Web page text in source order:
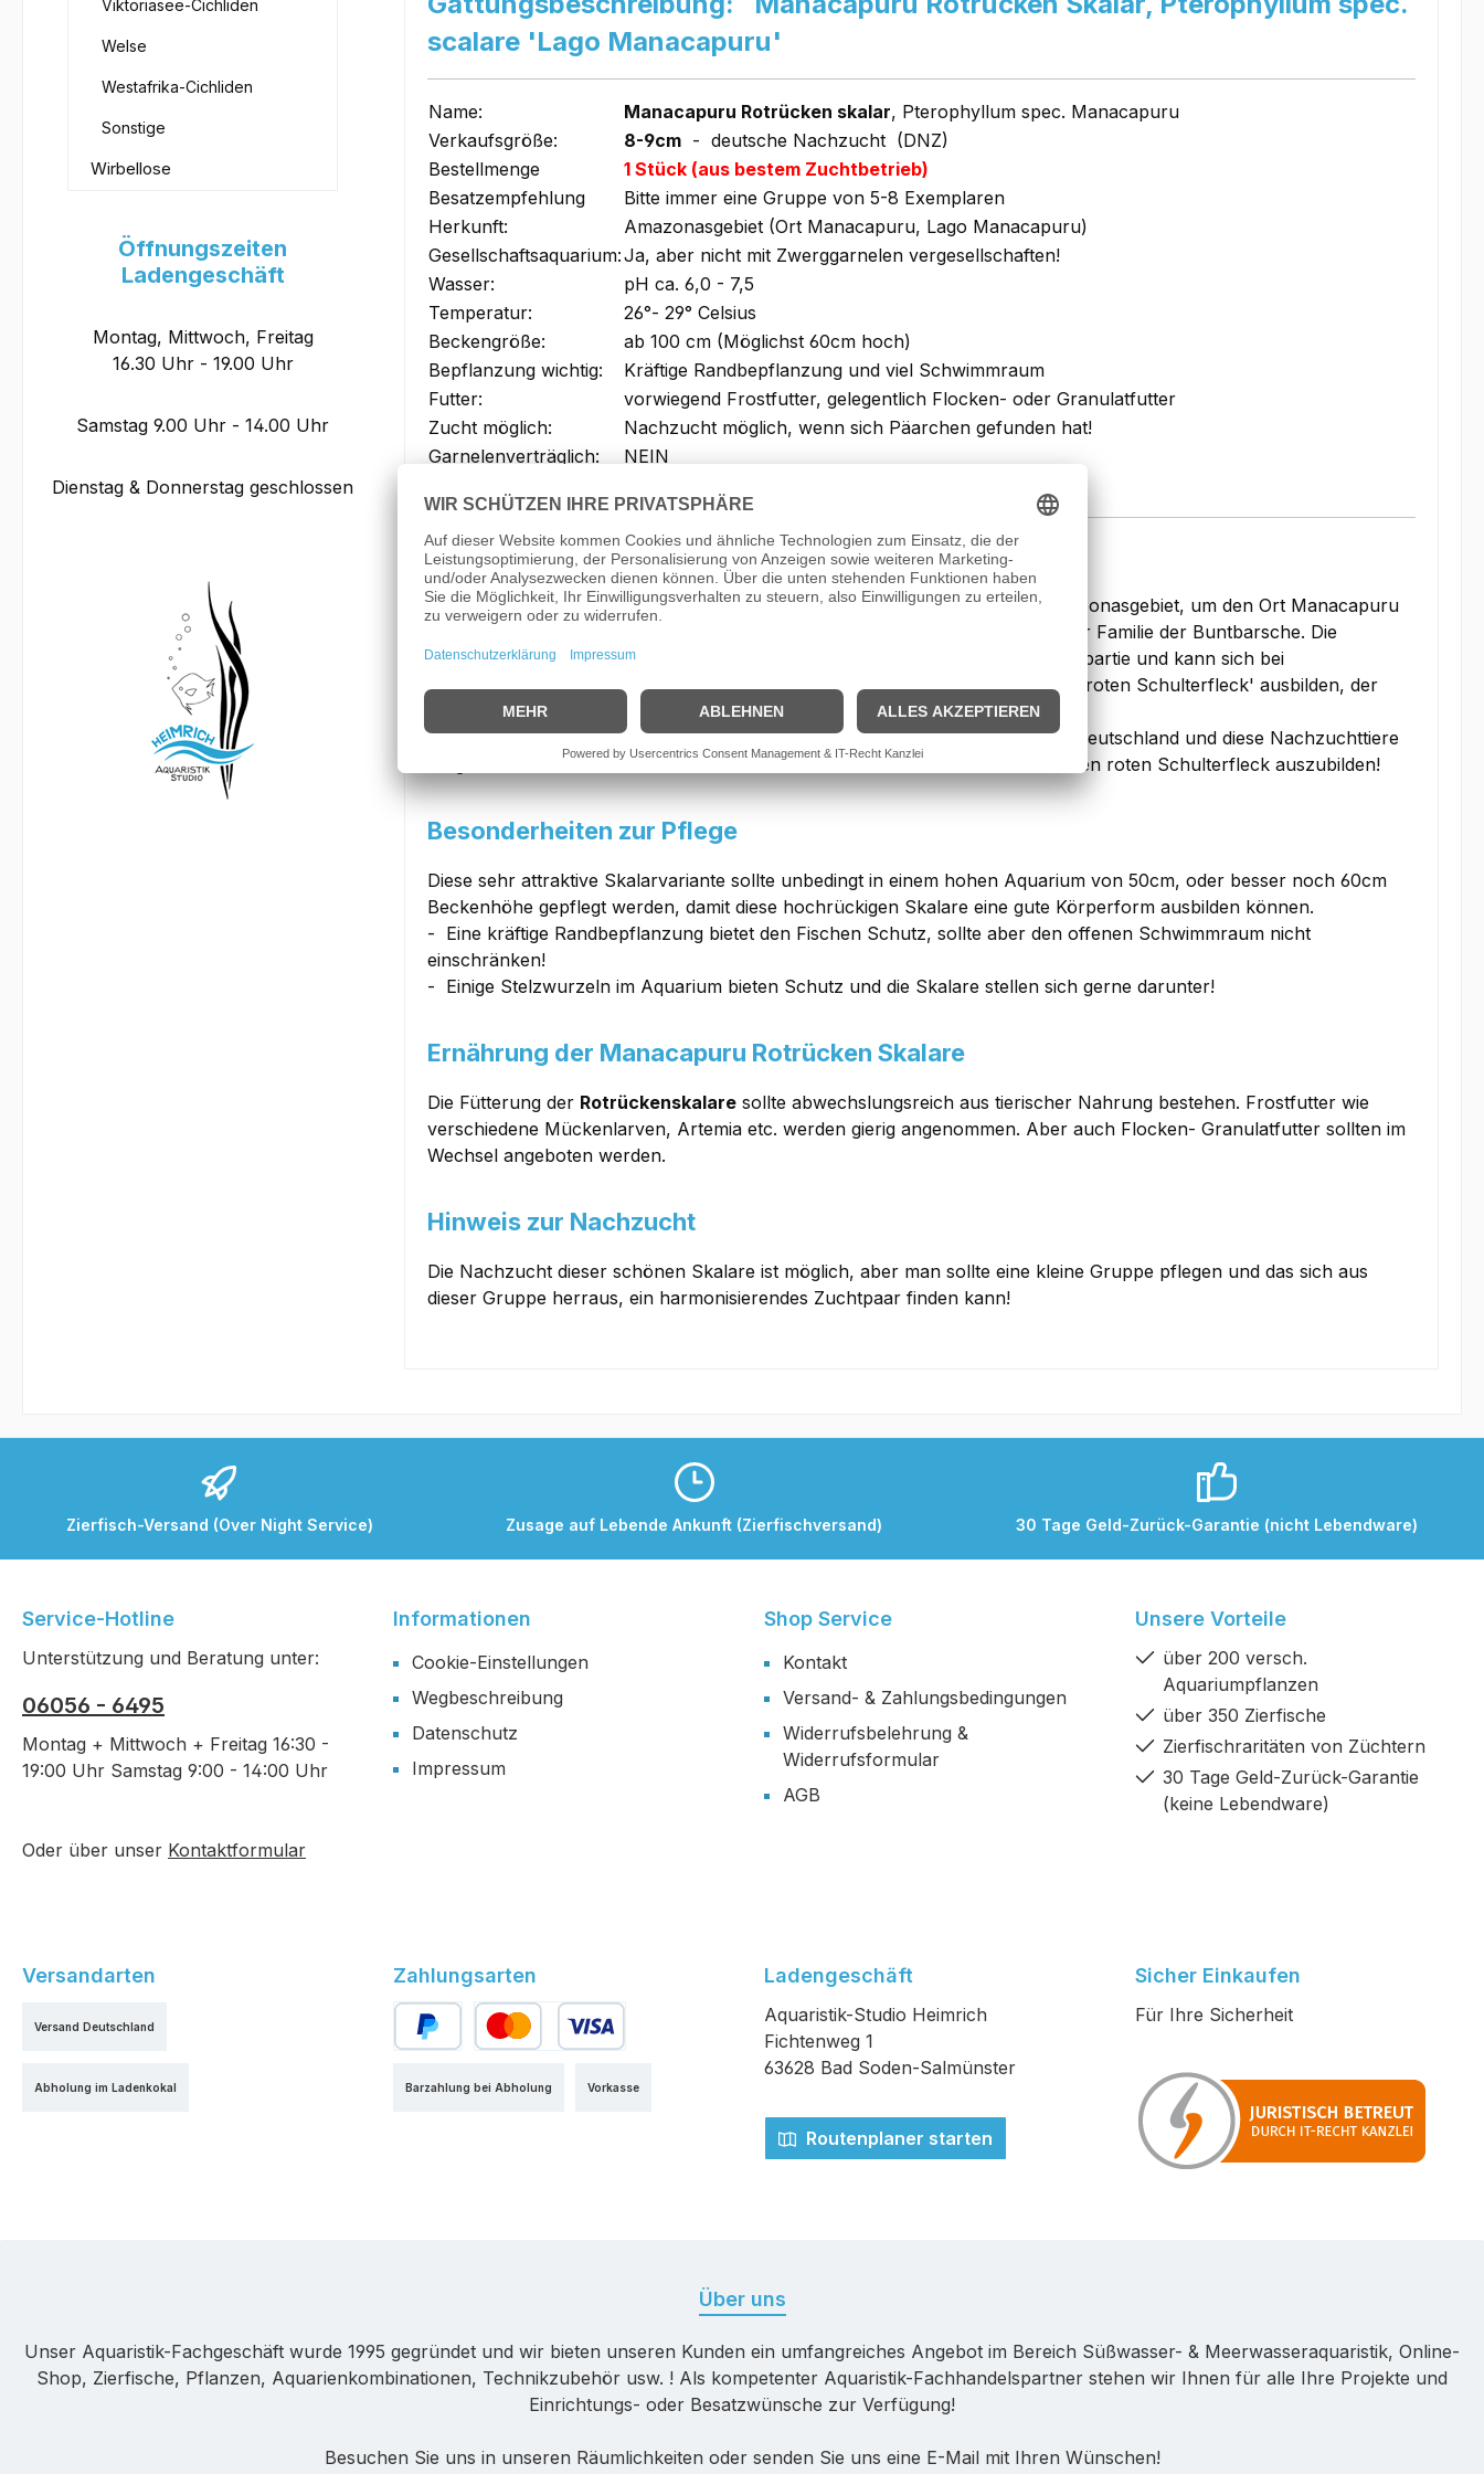
Viktoriasee-Cichliden
Welse
Westafrika-Cichliden
Sonstige
Wirbellose
Öffnungszeiten
Ladengeschäft
Montag, Mittwoch, Freitag
16.30 Uhr - 19.00 Uhr
Samstag 9.00 Uhr - 14.00 Uhr
Dienstag & Donnerstag geschlossen
scalare 'Lago Manacapuru'
Name: Manacapuru Rotrücken skalar, Pterophyllum spec. Manacapuru
Verkaufsgröße:
8-9cm - deutsche Nachzucht (DNZ)
Bestellmenge
1 Stück (aus bestem Zuchtbetrieb)
Besatzempfehlung
Bitte immer eine Gruppe von 5-8 Exemplaren
Herkunft:
Amazonasgebiet (Ort Manacapuru, Lago Manacapuru)
Gesellschaftsaquarium:Ja, aber nicht mit Zwerggarnelen vergesellschaften!
Wasser:
pH ca. 6,0 - 7,5
Temperatur:
26°- 29° Celsius
Beckengröße:
ab 100 cm (Möglichst 60cm hoch)
Bepflanzung wichtig:
Kräftige Randbepflanzung und viel Schwimmraum
Futter:
vorwiegend Frostfutter, gelegentlich Flocken- oder Granulatfutter
Zucht möglich:
Nachzucht möglich, wenn sich Päarchen gefunden hat!
Garnelenverträglich:
NEIN
Bemerkung: Manacapuru Rotrücken Skalar
DerRotrückenskalar spec. Manacapurustammt ursprünglich aus dem Amazonasgebiet, um den Ort Manacapuru
oder aus dem angrenzenden Lago Manacapuru! Er gehört als Segelflosser zur Familie der Buntbarsche. Die
Besonderheit dieser Skalar-Wildform ist der sehr hohe Rotanteil in der Rückenpartie und kann sich bei
entsprechender Größe und guter Ernährung der Skalare, bis zu einem 'Kirschroten Schulterfleck' ausbilden, der
sich über den gesamten Schulter- und Rückbereich erstreckt!
Unsere Nachzucht-Skalare stammen von einem der besten Züchtern hier in Deutschland und diese Nachzuchttiere
fangen bereits ab einer Größe von ca. 10cm schon erkennbar an den intensiven roten Schulterfleck auszubilden!
Besonderheiten zur Pflege
Diese sehr attraktive Skalarvariante sollte unbedingt in einem hohen Aquarium von 50cm, oder besser noch 60cm
Beckenhöhe gepflegt werden, damit diese hochrückigen Skalare eine gute Körperform ausbilden können.
- Eine kräftige Randbepflanzung bietet den Fischen Schutz, sollte aber den offenen Schwimmraum nicht
einschränken!
- Einige Stelzwurzeln im Aquarium bieten Schutz und die Skalare stellen sich gerne darunter!
Ernährung der Manacapuru Rotrücken Skalare
Die Fütterung der Rotrückenskalare sollte abwechslungsreich aus tierischer Nahrung bestehen. Frostfutter wie
verschiedene Mückenlarven, Artemia etc. werden gierig angenommen. Aber auch Flocken- Granulatfutter sollten im
Wechsel angeboten werden.
Hinweis zur Nachzucht
Die Nachzucht dieser schönen Skalare ist möglich, aber man sollte eine kleine Gruppe pflegen und das sich aus
dieser Gruppe herraus, ein harmonisierendes Zuchtpaar finden kann!
Zierfisch-Versand (Over Night Service) Zusage auf Lebende Ankunft (Zierfischversand) 30 Tage Geld-Zurück-Garantie (nicht Lebendware)
Service-Hotline
Unterstützung und Beratung unter:
06056 - 6495
Montag + Mittwoch + Freitag 16:30 -
19:00 Uhr Samstag 9:00 - 14:00 Uhr
Oder über unser Kontaktformular
Informationen
Cookie-Einstellungen
Wegbeschreibung
Datenschutz
Impressum
Shop Service
Kontakt
Versand- & Zahlungsbedingungen
Widerrufsbelehrung &
Widerrufsformular
AGB
Unsere Vorteile
über 200 versch.
Aquariumpflanzen
über 350 Zierfische
Zierfischraritäten von Züchtern
30 Tage Geld-Zurück-Garantie
(keine Lebendware)
Versandarten
Versand Deutschland
Abholung im Ladenkokal
Zahlungsarten
Vorkasse
Barzahlung bei Abholung
Ladengeschäft
Aquaristik-Studio Heimrich
Fichtenweg 1
63628 Bad Soden-Salmünster
Routenplaner starten
Sicher Einkaufen
Für Ihre Sicherheit
Über uns
Unser Aquaristik-Fachgeschäft wurde 1995 gegründet und wir bieten unseren Kunden ein umfangreiches Angebot im Bereich Süßwasser- & Meerwasseraquaristik, Online-
Shop, Zierfische, Pflanzen, Aquarienkombinationen, Technikzubehör usw. ! Als kompetenter Aquaristik-Fachhandelspartner stehen wir Ihnen für alle Ihre Projekte und
Einrichtungs- oder Besatzwünsche zur Verfügung!
Besuchen Sie uns in unseren Räumlichkeiten oder senden Sie uns eine E-Mail mit Ihren Wünschen!